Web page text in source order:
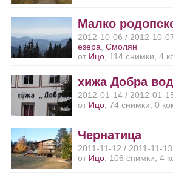
Малко
2012-10-06 / 2012-10-
езера ,Смолян
от Ицо , 114 снимки, 4
хижа Добра
2012-01-14 / 2012-01-
от Ицо , 74 снимки, 0
Чернатица
2011-11-12 / 2011-11-
от Ицо , 106 снимки, 4